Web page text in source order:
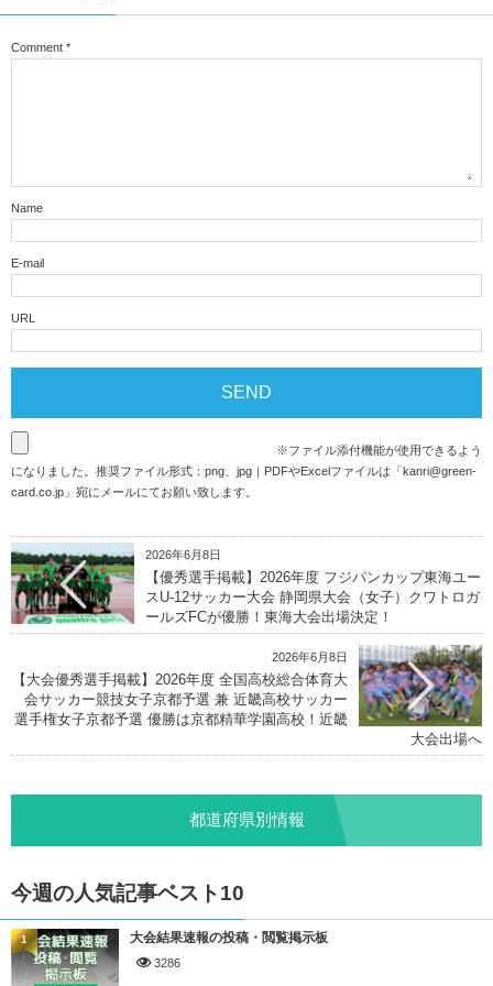
Comment *
Name
E-mail
URL
※ファイル添付機能が使用できるよう
になりました。推奨ファイル形式：png、jpg｜PDFやExcelファイルは「kanri@green-
card.co.jp 」宛にメールにてお願い致します。
2026年6月8日
【優秀選手掲載】2026年度 フジパンカップ東海ユー
スU-12サッカー大会 静岡県大会（女子）クワトロガ
ールズFCが優勝！東海大会出場決定！
2026年6月8日
【大会優秀選手掲載】2026年度 全国高校総合体育大
会サッカー競技女子京都予選 兼 近畿高校サッカー
選手権女子京都予選 優勝は京都精華学園高校！近畿
大会出場へ
都道府県別情報
今週の人気記事ベスト10
大会結果速報の投稿・閲覧掲示板
3286
1